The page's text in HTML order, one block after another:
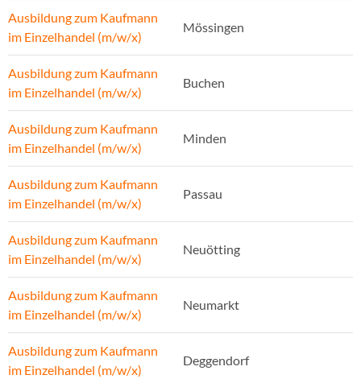
Ausbildung zum Kaufmann
im Einzelhandel (m/w/x)
Mössingen
Ausbildung zum Kaufmann
im Einzelhandel (m/w/x)
Buchen
Ausbildung zum Kaufmann
im Einzelhandel (m/w/x)
Minden
Ausbildung zum Kaufmann
im Einzelhandel (m/w/x)
Passau
Ausbildung zum Kaufmann
im Einzelhandel (m/w/x)
Neuötting
Ausbildung zum Kaufmann
im Einzelhandel (m/w/x)
Neumarkt
Ausbildung zum Kaufmann
im Einzelhandel (m/w/x)
Deggendorf